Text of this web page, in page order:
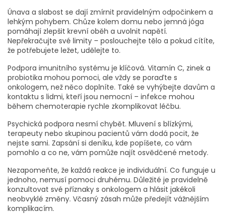
Únava a slabost se dají zmírnit pravidelným odpočinkem a
lehkým pohybem. Chůze kolem domu nebo jemná jóga
pomáhají zlepšit krevní oběh a uvolnit napětí.
Nepřekračujte své limity – poslouchejte tělo a pokud cítíte,
že potřebujete ležet, udělejte to.
Podpora imunitního systému je klíčová. Vitamín C, zinek a
probiotika mohou pomoci, ale vždy se poraďte s
onkologem, než něco doplníte. Také se vyhýbejte davům a
kontaktu s lidmi, kteří jsou nemocní – infekce mohou
během chemoterapie rychle zkomplikovat léčbu.
Psychická podpora nesmí chybět. Mluvení s blízkými,
terapeuty nebo skupinou pacientů vám dodá pocit, že
nejste sami. Zapsání si deníku, kde popíšete, co vám
pomohlo a co ne, vám pomůže najít osvědčené metody.
Nezapomeňte, že každá reakce je individuální. Co funguje u
jednoho, nemusí pomoci druhému. Důležité je pravidelně
konzultovat své příznaky s onkologem a hlásit jakékoli
neobvyklé změny. Včasný zásah může předejít vážnějším
komplikacím.